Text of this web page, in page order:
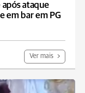
ataque
em bar em PG
Ver mais